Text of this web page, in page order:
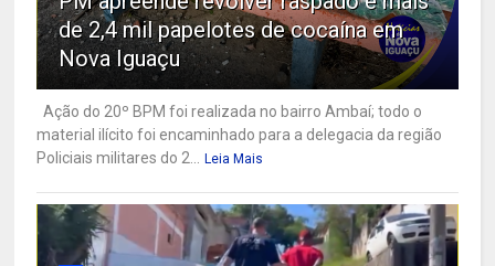
de 2,4 mil papelotes de cocaína em
Nova Iguaçu
Ação do 20º BPM foi realizada no bairro Ambaí; todo o
material ilícito foi encaminhado para a delegacia da região
Policiais militares do 2...
Leia Mais